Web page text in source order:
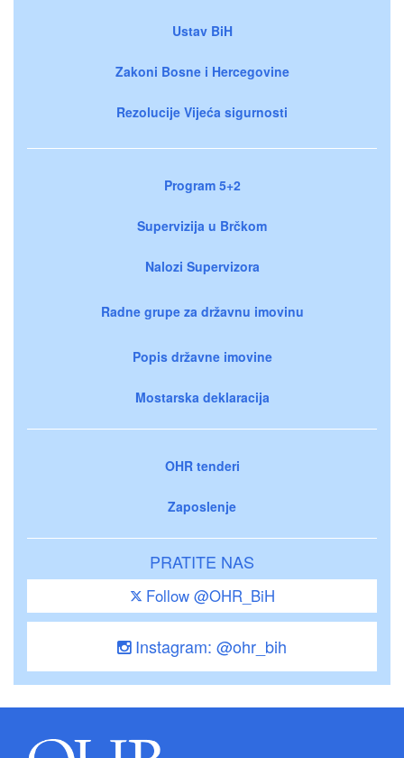
Ustav BiH
Zakoni Bosne i Hercegovine
Rezolucije Vijeća sigurnosti
Program 5+2
Supervizija u Brčkom
Nalozi Supervizora
Radne grupe za državnu imovinu
Popis državne imovine
Mostarska deklaracija
OHR tenderi
Zaposlenje
PRATITE NAS
Follow @OHR_BiH
Instagram: @ohr_bih